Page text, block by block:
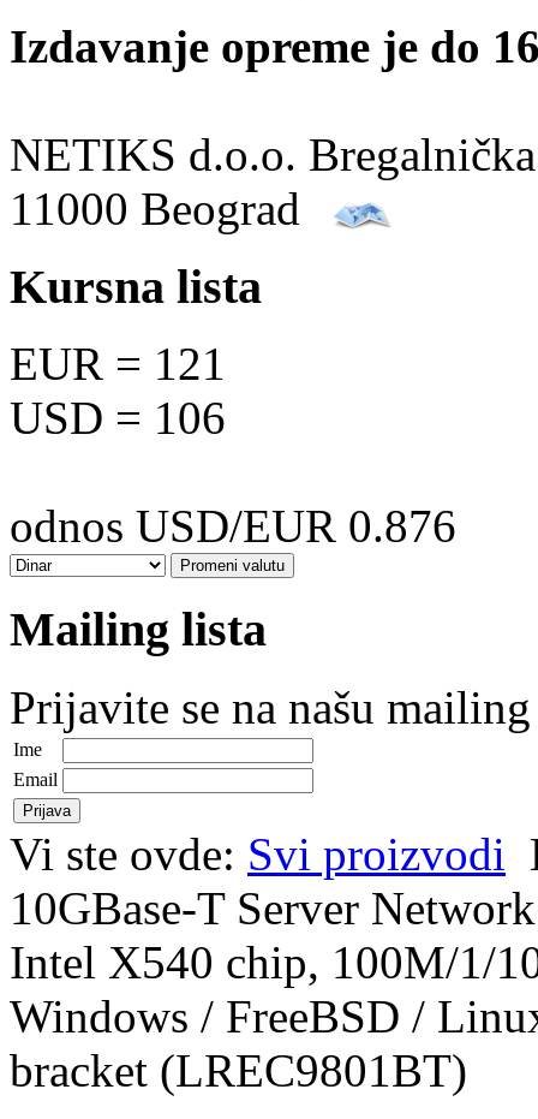
Izdavanje opreme je do
NETIKS d.o.o.
11000 Beograd
Kursna lista
EUR = 121
USD = 106
odnos USD/EUR 0.876
Mailing lista
Prijavite se na našu
Ime
Email
Vi ste ovde: Svi proizvodi
10GBase-T Server
Intel X540 chip, 100M/1/
Windows / FreeBSD /
bracket (LREC9801BT)